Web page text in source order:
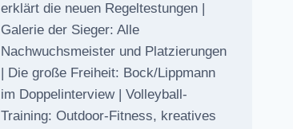
erklärt die neuen Regeltestungen |
Galerie der Sieger: Alle
Nachwuchsmeister und Platzierungen
| Die große Freiheit: Bock/Lippmann
im Doppelinterview | Volleyball-
Training: Outdoor-Fitness, kreatives